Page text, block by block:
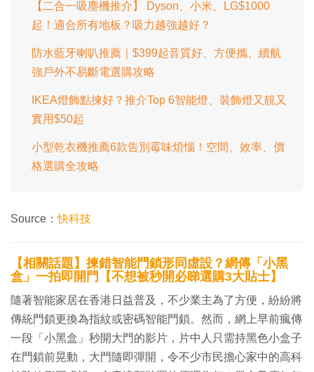
【二合一吸塵機推介】 Dyson、小米、LG$1000
起！適合所有地板？吸力越強越好？
防水藍牙喇叭推薦｜$399起音質好、方便攜、續航
強戶外不易斷電選購攻略
IKEA燈飾點揀好？推介Top 6智能燈、裝飾燈又靚又
實用$50起
小型乾衣機推薦6款告別霉味煩惱！空間、效率、價
格選購全攻略
Source：快科技
【相關話題】揀錯智能門鎖形同虛設？網傳「小黑
盒」一拍即開門【不想被秒開必睇選購3大貼士】
隨著智能家居在香港日益普及，不少業主為了方便，紛紛將
傳統門鎖更換為指紋或密碼智能門鎖。然而，網上早前瘋傳
一段「小黑盒」秒開大門的影片，片中人只需持黑色小盒子
在門鎖前晃動，大門隨即彈開，令不少市民擔心家中的高科